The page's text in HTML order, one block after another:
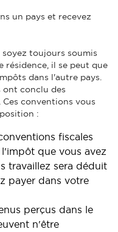
un pays et recevez
toujours soumis
résidence, il se peut que
dans l'autre pays.
ont conclu des
conventions vous
:
fiscales
que vous avez
travaillez sera déduit
payer dans votre
perçus dans le
n'être